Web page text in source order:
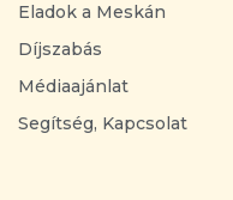
Eladok a Meskán
Díjszabás
Médiaajánlat
Segítség, Kapcsolat